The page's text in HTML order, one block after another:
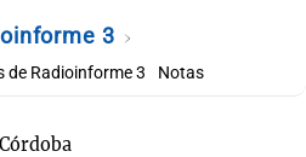
3
de Radioinforme 3 Notas
Córdoba